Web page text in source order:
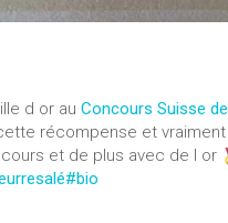
d or au Concours Suisse
récompense et
et de plus avec de l or
#bio